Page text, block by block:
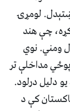
لومړۍ
چې هند
ومني. نوي
مداخلې تر
دلیل درلود.
کې د